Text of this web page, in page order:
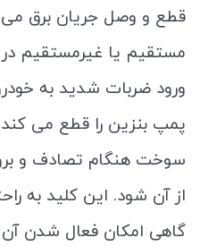
قطع و وصل جریان برق می
مستقیم یا غیرمستقیم در
ورود ضربات شدید به
پمپ بنزین را قطع می‌
سوخت هنگام تصادف و
از آن شود. این کلید به
گاهی امکان فعال شدن